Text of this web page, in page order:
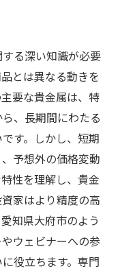
る深い知識が必要
とは異なる動きを
要な貴金属は、特
、長期間にわたる
す。しかし、短期
予想外の価格変動
性を理解し、貴金
家はより精度の高
知県大府市のよう
ウェビナーへの参
役立ちます。専門